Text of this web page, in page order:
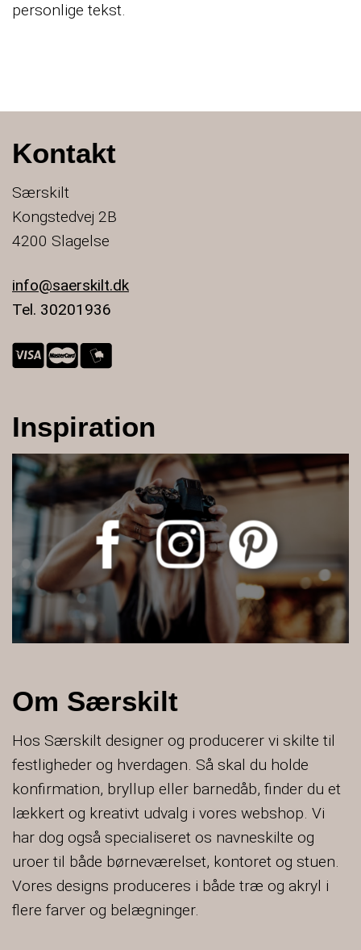
personlige tekst.
Kontakt
Særskilt
Kongstedvej 2B
4200 Slagelse
info@saerskilt.dk
Tel. 30201936
Inspiration
Om Særskilt
Hos Særskilt designer og producerer vi skilte til
festligheder og hverdagen. Så skal du holde
konfirmation, bryllup eller barnedåb, finder du et
lækkert og kreativt udvalg i vores webshop. Vi
har dog også specialiseret os navneskilte og
uroer til både børneværelset, kontoret og stuen.
Vores designs produceres i både træ og akryl i
flere farver og belægninger.